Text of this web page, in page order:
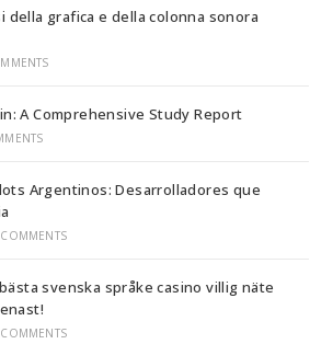
della grafica e della colonna sonora
A Comprehensive Study Report
Argentinos: Desarrolladores que
svenska språke casino villig näte